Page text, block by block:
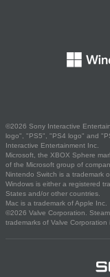
©2026 Sony Interactive
logo", "PS5", "PS4 logo" and
Interactive Entertainment Inc.
Microsoft, the XBOX Sphere
of the Microsoft group of
Nintendo Switch is a trademark
Windows is either a registered
States and/or other countries.
Mac is a trademark of Apple Inc.
©2026 Valve Corporation.
trademarks of Valve